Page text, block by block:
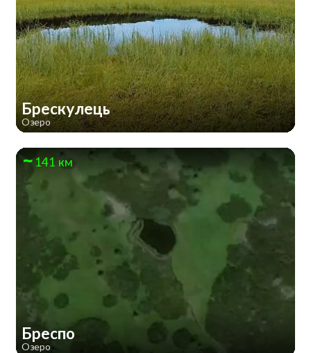
Брескулeць
Озеро
141 км
Бреспо
Озеро